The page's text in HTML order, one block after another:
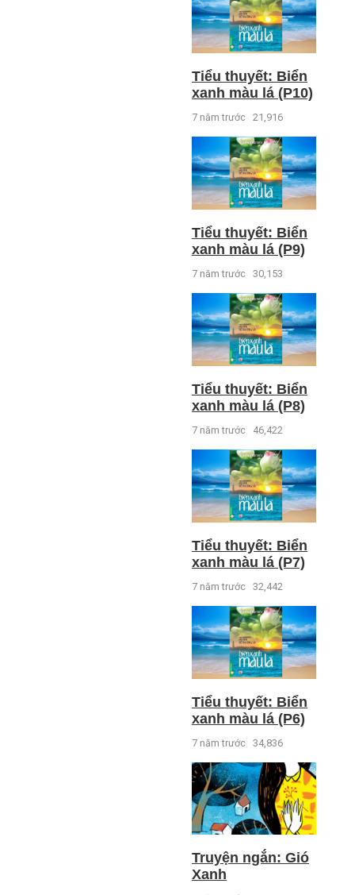
Tiểu thuyết: Biển
xanh màu lá (P10)
7 năm trước 21,916
Tiểu thuyết: Biển
xanh màu lá (P9)
7 năm trước 30,153
Tiểu thuyết: Biển
xanh màu lá (P8)
7 năm trước 46,422
Tiểu thuyết: Biển
xanh màu lá (P7)
7 năm trước 32,442
Tiểu thuyết: Biển
xanh màu lá (P6)
7 năm trước 34,836
Truyện ngắn: Gió
Xanh